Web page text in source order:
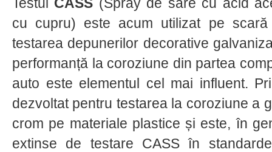
cu cupru) este acum utilizat pe
testarea depunerilor decorative
performanță la coroziune din partea
auto este elementul cel mai influent.
dezvoltat pentru testarea la coroziune a
crom pe materiale plastice și este, în
extinse de testare CASS în